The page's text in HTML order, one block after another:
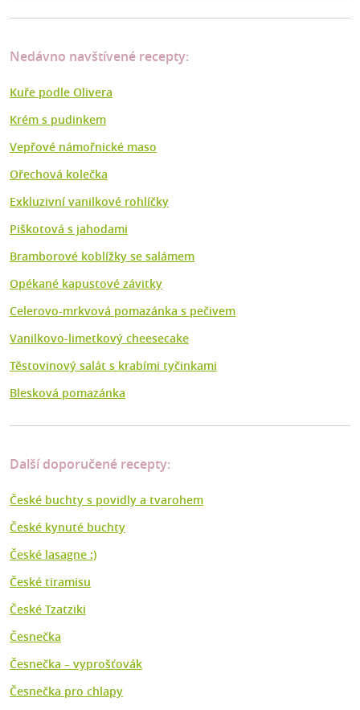
Nedávno navštívené recepty:
Kuře podle Olivera
Krém s pudinkem
Vepřové námořnické maso
Ořechová kolečka
Exkluzivní vanilkové rohlíčky
Piškotová s jahodami
Bramborové koblížky se salámem
Opékané kapustové závitky
Celerovo-mrkvová pomazánka s pečivem
Vanilkovo-limetkový cheesecake
Těstovinový salát s krabími tyčinkami
Blesková pomazánka
Další doporučené recepty:
České buchty s povidly a tvarohem
České kynuté buchty
České lasagne :)
České tiramisu
České Tzatziki
Česnečka
Česnečka – vyprošťovák
Česnečka pro chlapy